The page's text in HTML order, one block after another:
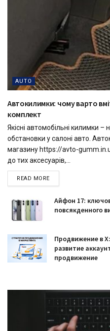
AUTO
Автокилимки: чому варто
комплект
Якісні автомобільні килимки
обстановки у салоні авто.
магазину https://avto-
до тих аксесуарів,...
READ MORE
Айфон 17:
повсякденного
Продвижение в
развитие
продвижение